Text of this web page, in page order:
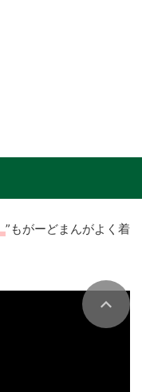
”もがーどまんがよく着